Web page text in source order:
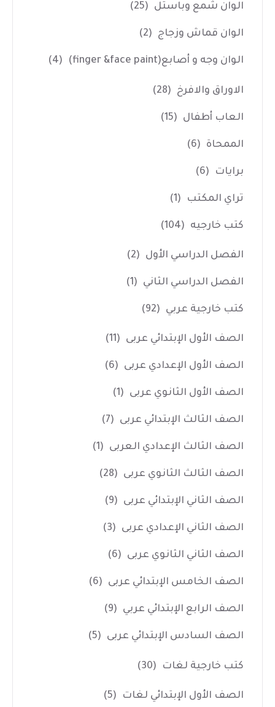
الوان شمع وباستل (25)
الوان قماش وزجاج (2)
الوان وجه و أصابع(finger &face paint) (4)
الاوراق والافرخ (28)
العاب أطفال (15)
الممحاة (6)
برايات (6)
تراي المكتب (1)
كتب خارجيه (104)
الفصل الدراسي الأول (2)
الفصل الدراسي الثاني (1)
كتب خارجية عربي (92)
الصف الأول الإبتدائي عربى (11)
الصف الأول الإعدادي عربى (6)
الصف الأول الثانوي عربى (1)
الصف الثالث الإبتدائي عربى (7)
الصف الثالث الإعدادي العربى (1)
الصف الثالث الثانوي عربى (28)
الصف الثاني الإبتدائي عربى (9)
الصف الثاني الإعدادي عربى (3)
الصف الثاني الثانوي عربى (6)
الصف الخامس الإبتدائي عربى (6)
الصف الرابع الإبتدائي عربي (9)
الصف السادس الإبتدائي عربى (5)
كتب خارجية لغات (30)
الصف الأول الإبتدائي لغات (5)